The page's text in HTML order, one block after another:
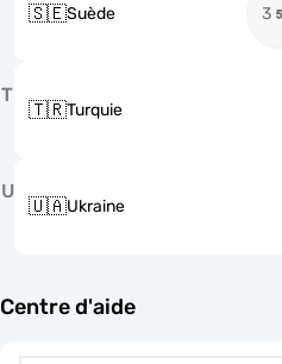
🇸🇪Suède 3
T
🇹🇷Turquie
U
🇺🇦Ukraine
Centre d'aide